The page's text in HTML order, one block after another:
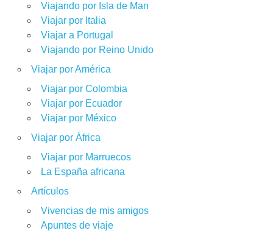
Viajando por Isla de Man
Viajar por Italia
Viajar a Portugal
Viajando por Reino Unido
Viajar por América
Viajar por Colombia
Viajar por Ecuador
Viajar por México
Viajar por África
Viajar por Marruecos
La España africana
Artículos
Vivencias de mis amigos
Apuntes de viaje